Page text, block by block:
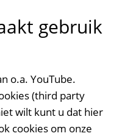
elkaar werken aan
in heel eenvoudige
gebruik
o.a. YouTube.
(third party
wilt kunt u dat hier
cookies om onze